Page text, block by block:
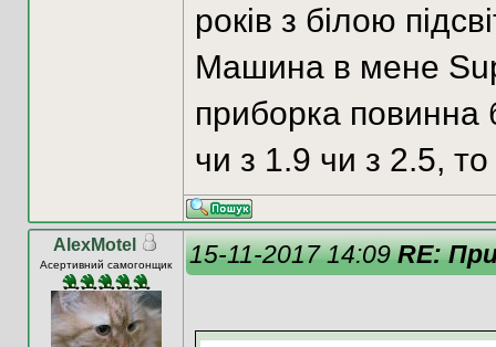
років з білою
Машина в мене
приборка повинна
чи з 1.9 чи з 2.5,
AlexMotel
Асертивний самогонщик 15-11-2017 14:09RE: